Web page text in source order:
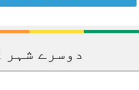
دوسرے شہر